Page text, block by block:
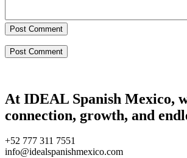
Post Comment
At IDEAL Spanish Mexico,
connection, growth, and
+52 777 311 7551
info@idealspanishmexico.com